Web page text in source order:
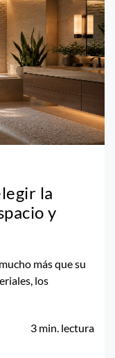
la
y
más que su
los
3 min. lectura